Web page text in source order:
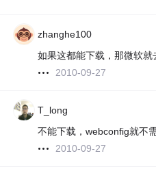
zhanghe100
如果这都能下载，那微软就
2010-09-27
T_long
不能下载，webconfig就不
2010-09-27